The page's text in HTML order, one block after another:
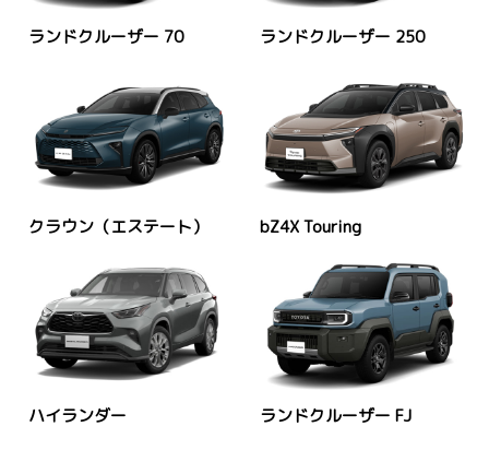
ランドクルーザー 70 ランドクルーザー 250
クラウン（エステート） bZ4X Touring
ハイランダー ランドクルーザー FJ